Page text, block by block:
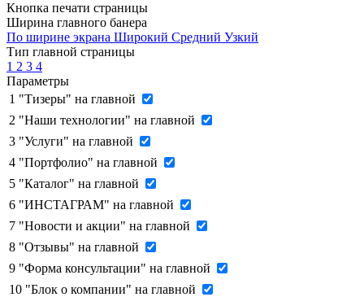
Кнопка печати страницы
Ширина главного банера
По ширине экрана Широкий Средний Узкий
Тип главной страницы
1 2 3 4
Параметры
1 "Тизеры" на главной
2 "Наши технологии" на главной
3 "Услуги" на главной
4 "Портфолио" на главной
5 "Каталог" на главной
6 "ИНСТАГРАМ" на главной
7 "Новости и акции" на главной
8 "Отзывы" на главной
9 "Форма консультации" на главной
10 "Блок о компании" на главной